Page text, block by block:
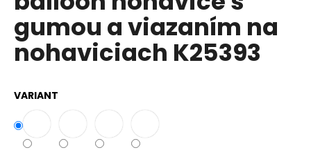
5
hviezdičiek.
gumou a viazaním na
nohaviciach K25393
VARIANT
a
m
e
DÁMSKE
BAVLNENÉ
LETNÉ
ŠATY
BOHO
ITALY